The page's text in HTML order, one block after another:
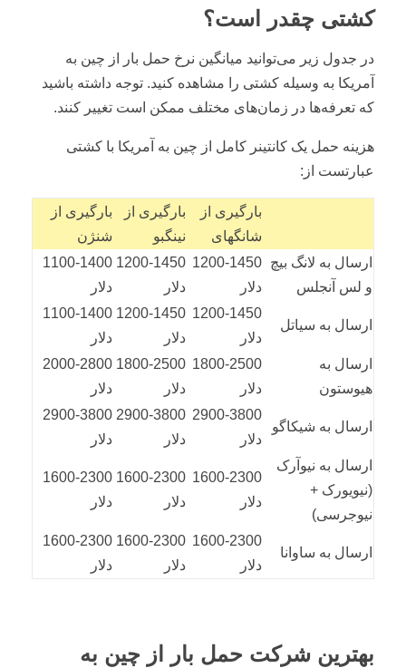
کشتی چقدر است؟
در جدول زیر می‌توانید میانگین نرخ حمل بار از چین به
آمریکا به وسیله کشتی را مشاهده کنید. توجه داشته باشید
که تعرفه‌ها در زمان‌های مختلف ممکن است تغییر کنند.
هزینه حمل یک کانتینر کامل از چین به آمریکا با کشتی
عبارتست از:
بارگیری از
شانگهای
بارگیری از
نینگبو
بارگیری از
شنژن
ارسال به لانگ بیچ
و لس آنجلس
1200-1450
دلار
1200-1450
دلار
1100-1400
دلار
ارسال به سیاتل
1200-1450
دلار
1200-1450
دلار
1100-1400
دلار
ارسال به
هیوستون
1800-2500
دلار
1800-2500
دلار
2000-2800
دلار
ارسال به شیکاگو
2900-3800
دلار
2900-3800
دلار
2900-3800
دلار
ارسال به نیوآرک
(نیویورک +
نیوجرسی)
1600-2300
دلار
1600-2300
دلار
1600-2300
دلار
ارسال به ساوانا
1600-2300
دلار
1600-2300
دلار
1600-2300
دلار
بهترین شرکت حمل بار از چین به